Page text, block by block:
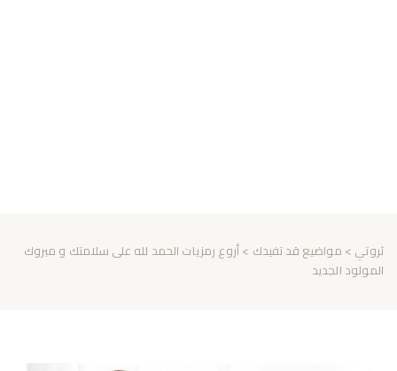
ثروتي > مواضيع قد تفيدك > أروع رمزيات الحمد لله على سلامتك و مبروك
المولود الجديد